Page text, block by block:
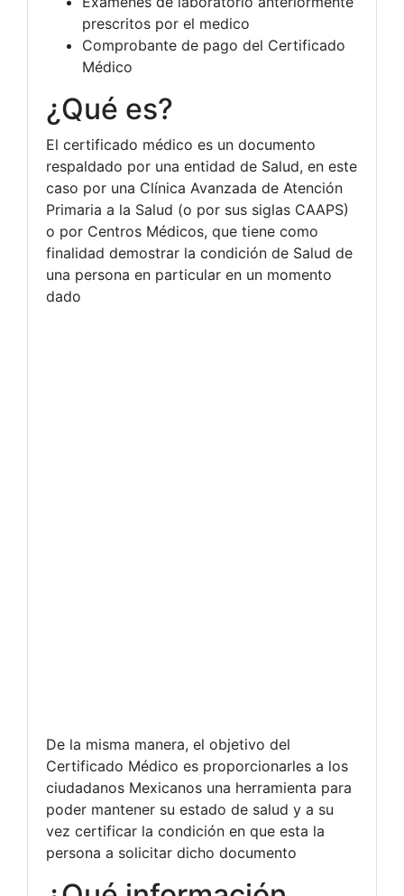
prescritos por el medico
Comprobante de pago del Certificado
Médico
¿Qué es?
El certificado médico es un documento
respaldado por una entidad de Salud, en este
caso por una Clínica Avanzada de Atención
Primaria a la Salud (o por sus siglas CAAPS)
o por Centros Médicos, que tiene como
finalidad demostrar la condición de Salud de
una persona en particular en un momento
dado
De la misma manera, el objetivo del
Certificado Médico es proporcionarles a los
ciudadanos Mexicanos una herramienta para
poder mantener su estado de salud y a su
vez certificar la condición en que esta la
persona a solicitar dicho documento